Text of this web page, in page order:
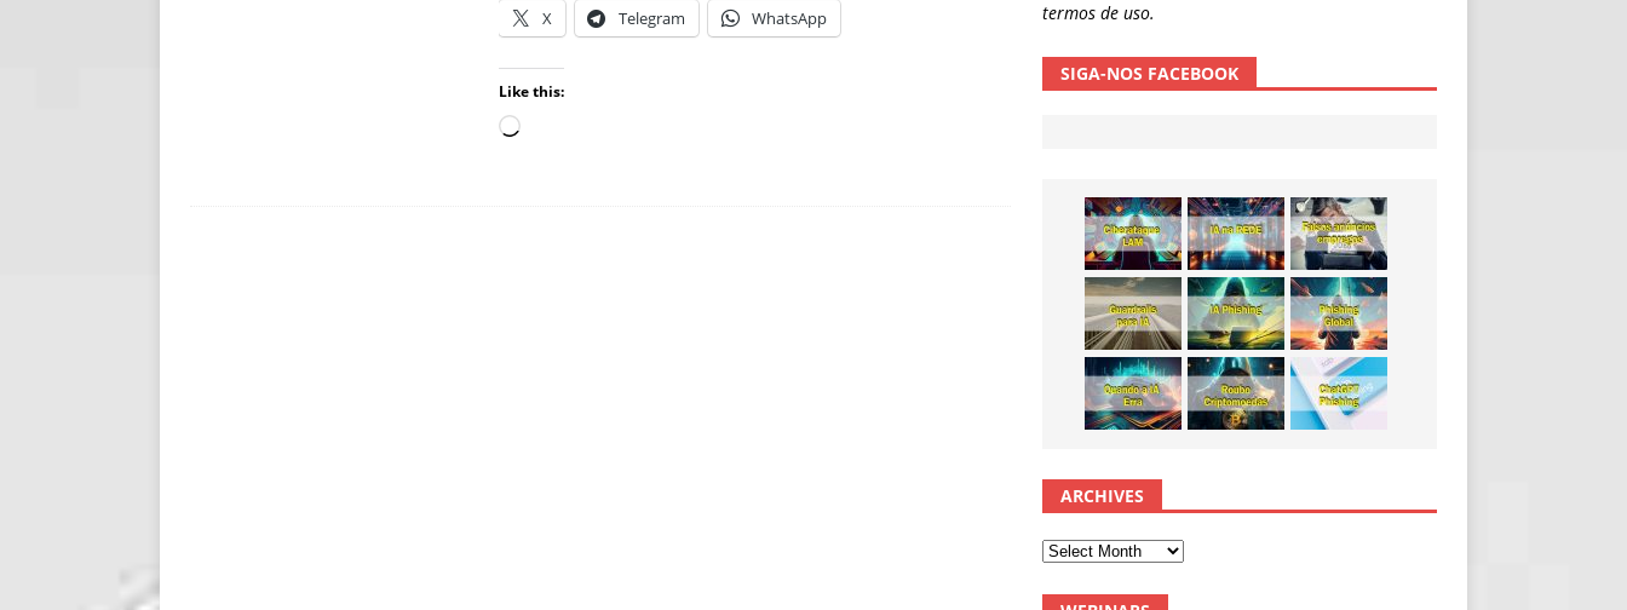
X Telegram WhatsApp
Like this:
termos de uso.
SIGA-NOS FACEBOOK
ARCHIVES